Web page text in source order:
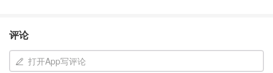
🌟🌟兩星或以下（滿分五星）
评论
打开App写评论